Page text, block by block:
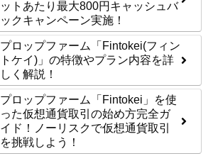
ットあたり最大800円キャッシュバ
ックキャンペーン実施！
プロップファーム「Fintokei(フィン
トケイ)」の特徴やプラン内容を詳
しく解説！
プロップファーム「Fintokei」を使
った仮想通貨取引の始め方完全ガ
イド！ノーリスクで仮想通貨取引
を挑戦しよう！